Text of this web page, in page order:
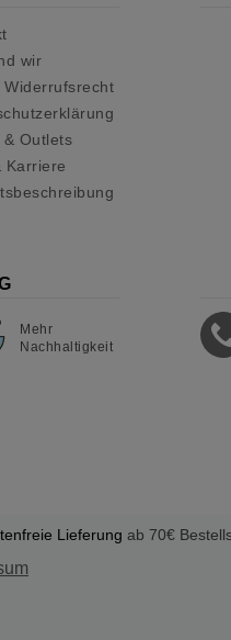
wir
Widerrufsrecht
& Outlets
Karriere
Mehr
Nachhaltigkeit
Lieferung ab 70€